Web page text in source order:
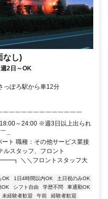
なし)
2日～OK
っぽろ駅から車12分
￣￣￣￣￣￣￣￣￣￣￣￣
～24:00 ※週3日以上出られ
...
ト 職種：その他サービス業接
ルスタッフ、フロント
＼フロントスタッフ大
OK 1日4時間以内OK
土日祝のみOK
OK シフト自由 学歴不問
車通勤OK
未経験者歓迎 午前
経験者歓迎